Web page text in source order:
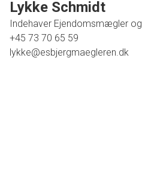
Lykke Schmidt
Indehaver Ejendomsmægler og
+45 73 70 65 59
lykke@esbjergmaegleren.dk